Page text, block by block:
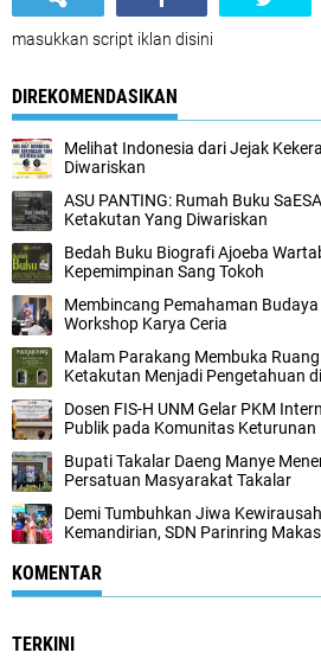
masukkan script iklan disini
DIREKOMENDASIKAN
Melihat Indonesia dari Jejak
Diwariskan
ASU PANTING: Rumah Buku
Ketakutan Yang Diwariskan
Bedah Buku Biografi Ajoeba
Kepemimpinan Sang Tokoh
Membincang Pemahaman
Workshop Karya Ceria
Malam Parakang Membuka
Ketakutan Menjadi Pengetahuan
Dosen FIS-H UNM Gelar PKM
Publik pada Komunitas Keturunan
Bupati Takalar Daeng Manye
Persatuan Masyarakat Takalar
Demi Tumbuhkan Jiwa
Kemandirian, SDN Parinring
KOMENTAR
TERKINI